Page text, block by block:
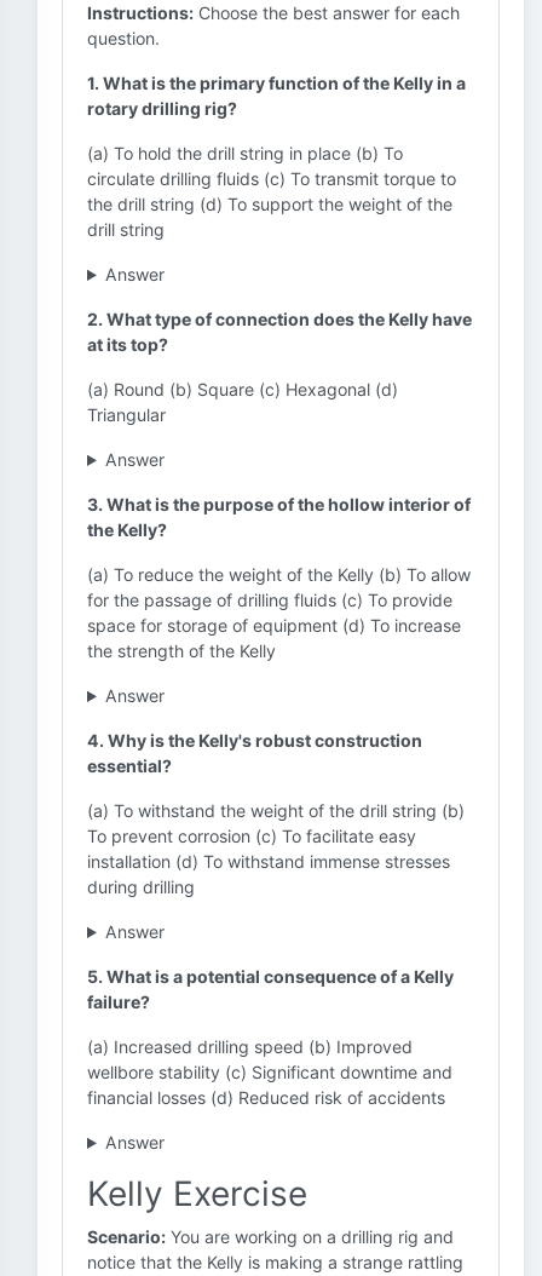
Instructions: Choose the best answer for each
question.
1. What is the primary function of the Kelly in a
rotary drilling rig?
(a) To hold the drill string in place (b) To
circulate drilling fluids (c) To transmit torque to
the drill string (d) To support the weight of the
drill string
Answer
2. What type of connection does the Kelly have
at its top?
(a) Round (b) Square (c) Hexagonal (d)
Triangular
Answer
3. What is the purpose of the hollow interior of
the Kelly?
(a) To reduce the weight of the Kelly (b) To allow
for the passage of drilling fluids (c) To provide
space for storage of equipment (d) To increase
the strength of the Kelly
Answer
4. Why is the Kelly's robust construction
essential?
(a) To withstand the weight of the drill string (b)
To prevent corrosion (c) To facilitate easy
installation (d) To withstand immense stresses
during drilling
Answer
5. What is a potential consequence of a Kelly
failure?
(a) Increased drilling speed (b) Improved
wellbore stability (c) Significant downtime and
financial losses (d) Reduced risk of accidents
Answer
Kelly Exercise
Scenario: You are working on a drilling rig and
notice that the Kelly is making a strange rattling